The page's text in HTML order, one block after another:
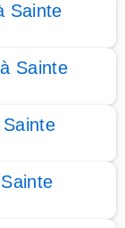
Sainte
Sainte